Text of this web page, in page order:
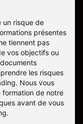
un risque de
présentes
tiennent pas
vos objectifs ou
les risques
Nous vous
formation de notre
avant de vous